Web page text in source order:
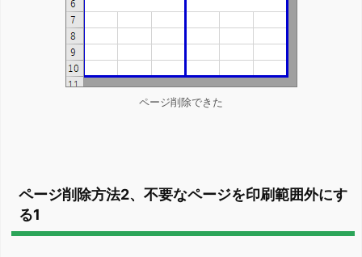
ページ削除できた
ページ削除方法2、不要なページを印刷範囲外にす
る1